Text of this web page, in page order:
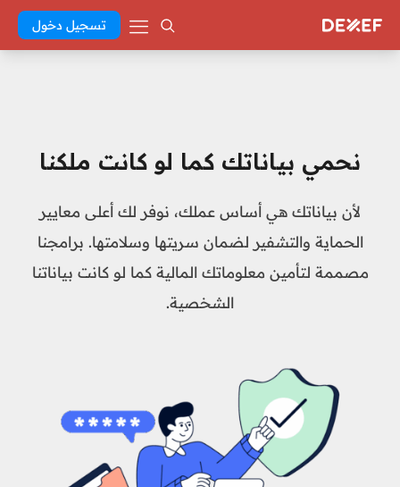
تسجيل دخول
نحمي بياناتك كما لو كانت ملكنا
لأن بياناتك هي أساس عملك، نوفر لك أعلى معايير
الحماية والتشفير لضمان سريتها وسلامتها. برامجنا
مصممة لتأمين معلوماتك المالية كما لو كانت بياناتنا
الشخصية.